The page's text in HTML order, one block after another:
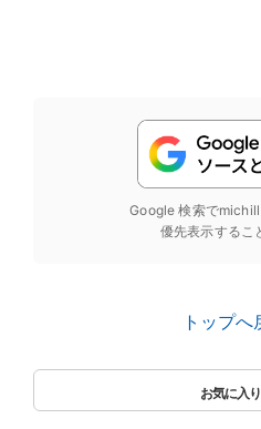
Google 検索で
優先表示するこ
トップへ